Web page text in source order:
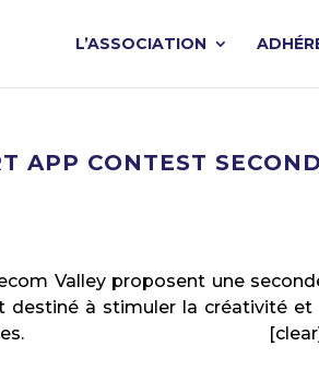
L’ASSOCIATION
APP CONTEST
Valley proposent une
destiné à stimuler la créativité et